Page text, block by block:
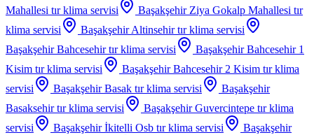
Mahallesi tır klima servisi Başakşehir Ziya Gokalp Mahallesi tır
klima servisi
Başakşehir Altinsehir tır klima servisi
Başakşehir Bahcesehir tır klima servisi
Başakşehir Bahcesehir 1
Kisim tır klima servisi Başakşehir Bahcesehir 2 Kisim tır klima
servisi
Başakşehir Basak tır klima servisi
Başakşehir
Basaksehir tır klima servisi Başakşehir Guvercintepe tır klima
servisi
Başakşehir İkitelli Osb tır klima servisi
Başakşehir